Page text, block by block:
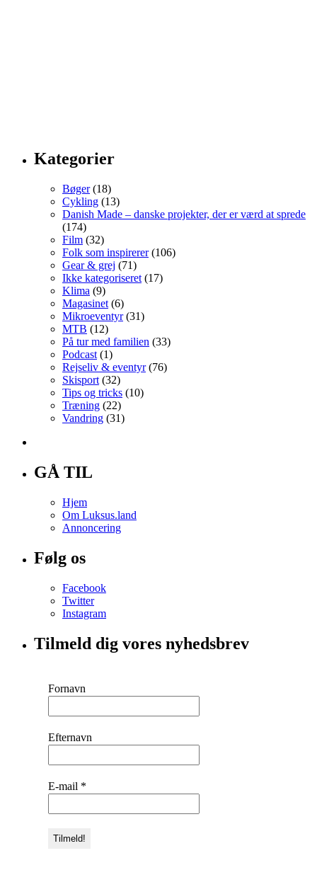
Kategorier
Bøger(18)
Cykling (13)
Danish Made – danske projekter, der er værd at sprede
(174)
Film (32)
Folk som inspirerer(106)
Gear & grej (71)
Ikke kategoriseret (17)
Klima (9)
Magasinet (6)
Mikroeventyr(31)
MTB (12)
På tur med familien (33)
Podcast (1)
Rejseliv & eventyr(76)
Skisport (32)
Tips og tricks (10)
Træning (22)
Vandring (31)
GÅ TIL
Hjem
Om Luksus.land
Annoncering
Følg os
Facebook
Twitter
Instagram
Tilmeld dig vores nyhedsbrev
Fornavn
Efternavn
E-mail *